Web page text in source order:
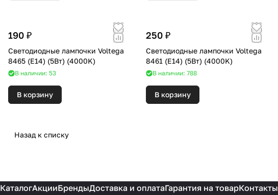
190 ₽
Светодиодные лампочки Voltega
8465 (E14) (5Вт) (4000K)
В наличии: 53
В корзину
250 ₽
Светодиодные лампочки Voltega
8461 (E14) (5Вт) (4000K)
В наличии: 788
В корзину
Назад к списку
КаталогАкцииБрендыДоставка и оплатаГарантия на товарКонтакты